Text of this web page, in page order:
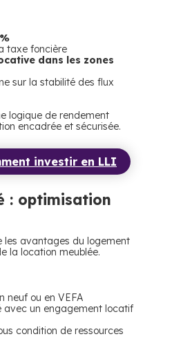
taxe foncière
dans les zones
sur la stabilité des flux
logique de rendement
encadrée et sécurisée.
investir en LLI
: optimisation
les avantages du logement
la location meublée.
neuf ou en VEFA
avec un engagement locatif
condition de ressources